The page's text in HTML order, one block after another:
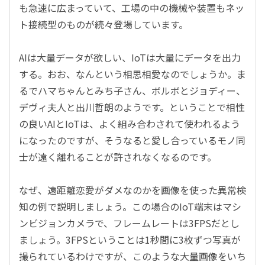
も急速に広まっていて、工場の中の機械や装置もネッ
ト接続型のものが続々登場しています。
AIは大量データが欲しい、IoTは大量にデータを出力
する。おお、なんという相思相愛なのでしょうか。ま
るでハマちゃんとみち子さん、ボルボとジョディー、
デヴィ夫人と出川哲朗のようです。ということで相性
の良いAIとIoTは、よく組み合わされて使われるよう
になったのですが、そうなると愛し合っているモノ同
士が遠く離れることが許されなくなるのです。
なぜ、遠距離恋愛がダメなのかを画像を使った異常検
知の例で説明しましょう。この場合のIoT端末はマシ
ンビジョンカメラで、フレームレートは3FPSだとし
ましょう。3FPSということは1秒間に3枚ずつ写真が
撮られているわけですが、このような大量画像をいち